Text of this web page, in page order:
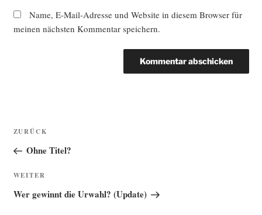
Name, E-Mail-Adresse und Website in diesem Browser für
meinen nächsten Kommentar speichern.
Beitragsnavigation
Vorheriger
Beitrag
ZURÜCK
Ohne Titel?
Nächster
Beitrag
WEITER
Wer gewinnt die Urwahl? (Update)